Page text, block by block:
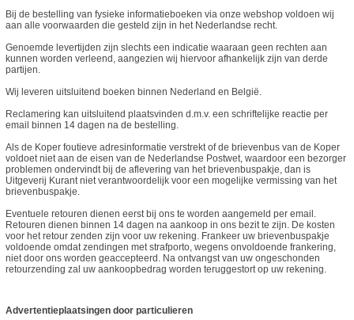
Bij de bestelling van fysieke informatieboeken via onze webshop voldoen wij
aan alle voorwaarden die gesteld zijn in het Nederlandse recht.
Genoemde levertijden zijn slechts een indicatie waaraan geen rechten aan
kunnen worden verleend, aangezien wij hiervoor afhankelijk zijn van derde
partijen.
Wij leveren uitsluitend boeken binnen Nederland en België.
Reclamering kan uitsluitend plaatsvinden d.m.v. een schriftelijke reactie per
email binnen 14 dagen na de bestelling.
Als de Koper foutieve adresinformatie verstrekt of de brievenbus van de Koper
voldoet niet aan de eisen van de Nederlandse Postwet, waardoor een bezorger
problemen ondervindt bij de aflevering van het brievenbuspakje, dan is
Uitgeverij Kurant niet verantwoordelijk voor een mogelijke vermissing van het
brievenbuspakje.
Eventuele retouren dienen eerst bij ons te worden aangemeld per email.
Retouren dienen binnen 14 dagen na aankoop in ons bezit te zijn. De kosten
voor het retour zenden zijn voor uw rekening. Frankeer uw brievenbuspakje
voldoende omdat zendingen met strafporto, wegens onvoldoende frankering,
niet door ons worden geaccepteerd. Na ontvangst van uw ongeschonden
retourzending zal uw aankoopbedrag worden teruggestort op uw rekening.
Advertentieplaatsingen door particulieren